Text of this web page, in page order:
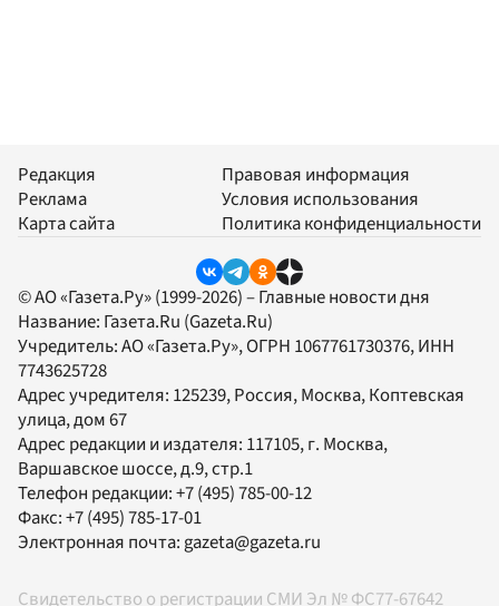
Редакция
Реклама
Карта сайта
Правовая информация
Условия использования
Политика конфиденциальности
© АО «Газета.Ру» (1999-2026) – Главные новости дня
Название: Газета.Ru (Gazeta.Ru)
Учредитель:АО «Газета.Ру», ОГРН 1067761730376, ИНН
7743625728
Адрес учредителя: 125239, Россия, Москва, Коптевская
улица, дом 67
Адрес редакции и издателя: 117105, г. Москва,
Варшавское шоссе, д.9, стр.1
Телефон редакции:+7 (495) 785-00-12
Факс:+7 (495) 785-17-01
Электронная почта:gazeta@gazeta.ru
Свидетельство о регистрации СМИ Эл № ФС77-67642